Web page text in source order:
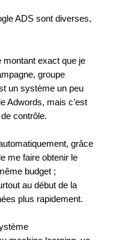
ADS sont diverses,
montant exact que je
groupe
un système un peu
Adwords, mais c’est
contrôle.
grâce
me faire obtenir le
budget ;
au début de la
plus rapidement.